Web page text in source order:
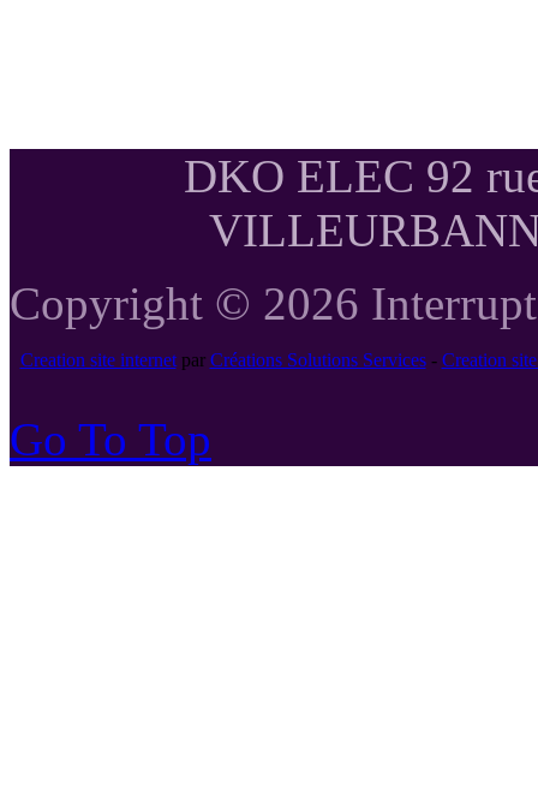
DKO ELEC 92
Copyright © 2026
Creation site internetpar Créations Solutions Services- Creation
Go To Top